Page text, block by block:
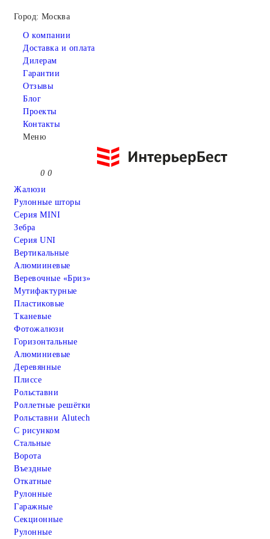
Город: Москва
О компании
Доставка и оплата
Дилерам
Гарантии
Отзывы
Блог
Проекты
Контакты
Меню
0 0
Жалюзи
Рулонные шторы
Серия MINI
Зебра
Серия UNI
Вертикальные
Алюмииневые
Веревочные «Бриз»
Мутифактурные
Пластиковые
Тканевые
Фотожалюзи
Горизонтальные
Алюминиевые
Деревянные
Плиссе
Рольставни
Роллетные решётки
Рольставни Alutech
С рисунком
Стальные
Ворота
Въездные
Откатные
Рулонные
Гаражные
Cекционные
Рулонные